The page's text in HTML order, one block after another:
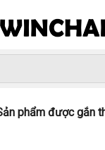
phẩm được gắn